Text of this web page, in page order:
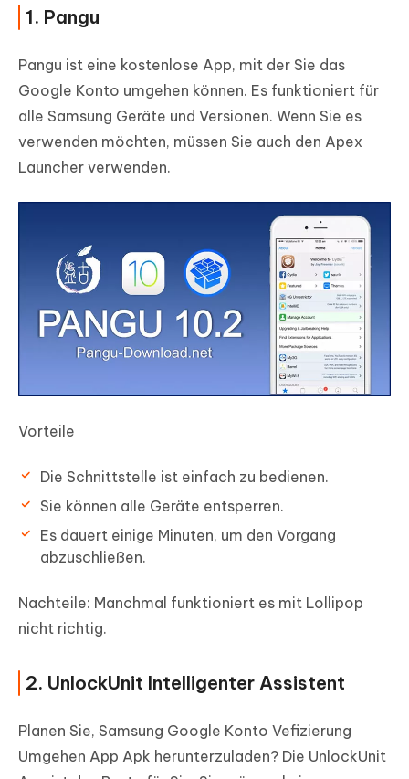
1. Pangu
Pangu ist eine kostenlose App, mit der Sie das
Google Konto umgehen können. Es funktioniert für
alle Samsung Geräte und Versionen. Wenn Sie es
verwenden möchten, müssen Sie auch den Apex
Launcher verwenden.
Vorteile
Die Schnittstelle ist einfach zu bedienen.
Sie können alle Geräte entsperren.
Es dauert einige Minuten, um den Vorgang
abzuschließen.
Nachteile: Manchmal funktioniert es mit Lollipop
nicht richtig.
2. UnlockUnit Intelligenter Assistent
Planen Sie, Samsung Google Konto Vefizierung
Umgehen App Apk herunterzuladen? Die UnlockUnit